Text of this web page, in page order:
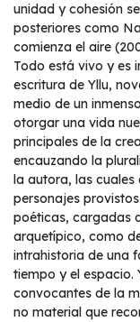
unidad y cohesión
posteriores como
comienza el aire
Todo está vivo y es
escritura de Yllu,
medio de un
otorgar una vida
principales de la
encauzando la
la autora, las
personajes
poéticas, cargadas
arquetípico, como
intrahistoria de una
tiempo y el espacio.
convocantes de la
no material que